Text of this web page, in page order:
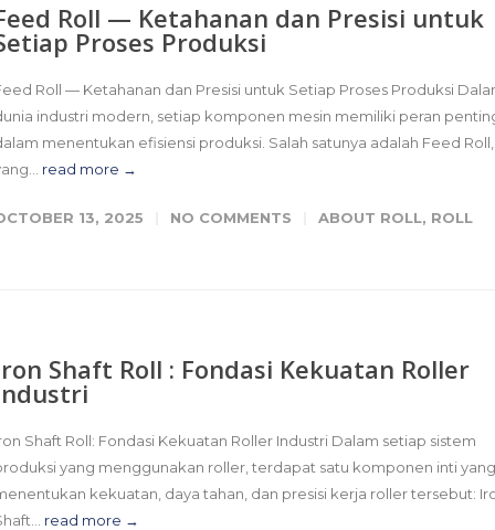
Roll — Ketahanan dan Presisi untuk
Proses Produksi
Roll — Ketahanan dan Presisi untuk Setiap Proses Produksi
industri modern, setiap komponen mesin memiliki peran
menentukan efisiensi produksi. Salah satunya adalah Feed Roll,
read more →
13, 2025 NO COMMENTS ABOUT ROLL, ROLL
Shaft Roll : Fondasi Kekuatan Roller
Shaft Roll: Fondasi Kekuatan Roller Industri Dalam setiap sistem
yang menggunakan roller, terdapat satu komponen inti yang
kekuatan, daya tahan, dan presisi kerja roller tersebut:
read more →